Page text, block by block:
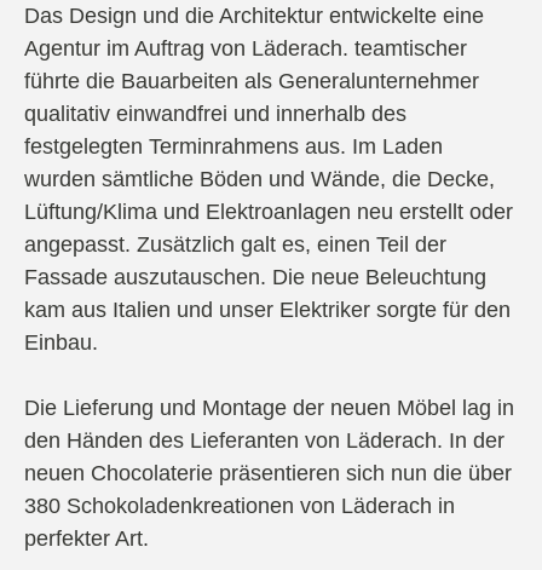
Das Design und die Architektur entwickelte eine
Agentur im Auftrag von Läderach. teamtischer
führte die Bauarbeiten als Generalunternehmer
qualitativ einwandfrei und innerhalb des
festgelegten Terminrahmens aus. Im Laden
wurden sämtliche Böden und Wände, die Decke,
Lüftung/Klima und Elektroanlagen neu erstellt oder
angepasst. Zusätzlich galt es, einen Teil der
Fassade auszutauschen. Die neue Beleuchtung
kam aus Italien und unser Elektriker sorgte für den
Einbau.
Die Lieferung und Montage der neuen Möbel lag in
den Händen des Lieferanten von Läderach. In der
neuen Chocolaterie präsentieren sich nun die über
380 Schokoladenkreationen von Läderach in
perfekter Art.